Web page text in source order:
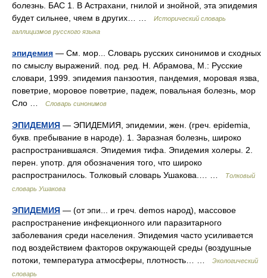
болезнь. БАС 1. В Астрахани, гнилой и знойной, эта эпидемия
будет сильнее, чяем в других… …
Исторический словарь
галлицизмов русского языка
эпидемия — См. мор... Словарь русских синонимов и сходных
по смыслу выражений. под. ред. Н. Абрамова, М.: Русские
словари, 1999. эпидемия панзоотия, пандемия, моровая язва,
поветрие, моровое поветрие, падеж, повальная болезнь, мор
Сло …
Словарь синонимов
ЭПИДЕМИЯ — ЭПИДЕМИЯ, эпидемии, жен. (греч. epidemia,
букв. пребывание в народе). 1. Заразная болезнь, широко
распространившаяся. Эпидемия тифа. Эпидемия холеры. 2.
перен. употр. для обозначения того, что широко
распространилось. Толковый словарь Ушакова.… …
Толковый
словарь Ушакова
ЭПИДЕМИЯ — (от эпи... и греч. demos народ), массовое
распространение инфекционного или паразитарного
заболевания среди населения. Эпидемия часто усиливается
под воздействием факторов окружающей среды (воздушные
потоки, температуpa атмосферы, плотность… …
Экологический
словарь